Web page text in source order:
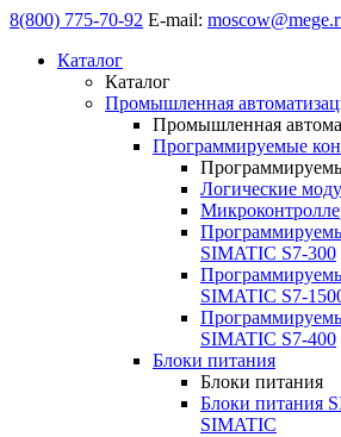
8(800) 775-70-92 E-mail:
Каталог
Каталог
Промышленная
Промышленная
Программируемые
Логические
SIMATIC S7-300
SIMATIC S7-
SIMATIC S7-400
Блоки питания
Блоки питания
Блоки питания
SIMATIC